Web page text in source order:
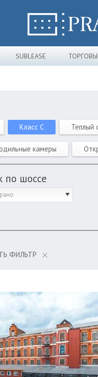
SUBLEASE
Класс C Теплый
камеры
по шоссе
ФИЛЬТР